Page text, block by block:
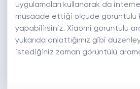
uygulamaları kullanarak da
müsaade ettiği ölçüde görüntülü
yapabilirsiniz. Xiaomi görüntülü
yukarıda anlattığımız gibi
istediğiniz zaman görüntülü